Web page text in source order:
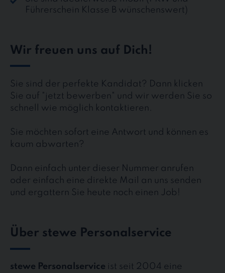
Führerschein Klasse B wünschenswert)
Wir freuen uns auf Dich!
Sie sind der perfekte Kandidat? Dann klicken
Sie auf "jetzt bewerben" und wir werden Sie so
schnell wie möglich kontaktieren.
Sie möchten sofort eine Antwort und können es
kaum abwarten?
Dann einfach unter dieser Nummer anrufen
oder einfach eine direkte Mail an uns senden
und ergattern Sie heute noch einen Job!
Über stewe Personalservice
stewe Personalservice ist seit 2004 eine